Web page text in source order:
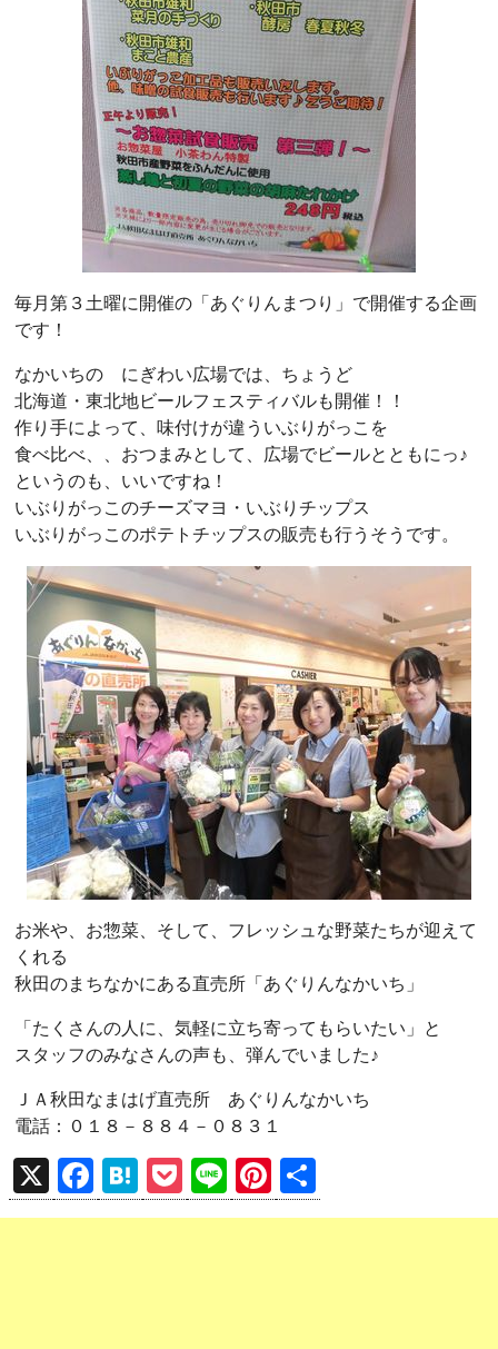
毎月第３土曜に開催の「あぐりんまつり」で開催する企画
です！
なかいちの にぎわい広場では、ちょうど
北海道・東北地ビールフェスティバルも開催！！
作り手によって、味付けが違ういぶりがっこを
食べ比べ、、おつまみとして、広場でビールとともにっ♪
というのも、いいですね！
いぶりがっこのチーズマヨ・いぶりチップス
いぶりがっこのポテトチップスの販売も行うそうです。
お米や、お惣菜、そして、フレッシュな野菜たちが迎えて
くれる
秋田のまちなかにある直売所「あぐりんなかいち」
「たくさんの人に、気軽に立ち寄ってもらいたい」と
スタッフのみなさんの声も、弾んでいました♪
ＪＡ秋田なまはげ直売所 あぐりんなかいち
電話：０１８－８８４－０８３１
X
F
a
H
at
P
o
Li
n
Pi
nt 有